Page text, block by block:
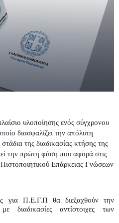
υλοποίησης ενός σύγχρονου
διασφαλίζει την απόλυτη
της διαδικασίας κτήσης της
την πρώτη φάση που αφορά στις
Επάρκειας Γνώσεων
για Π.Ε.Γ.Π θα διεξαχθούν την
αντίστοιχες των